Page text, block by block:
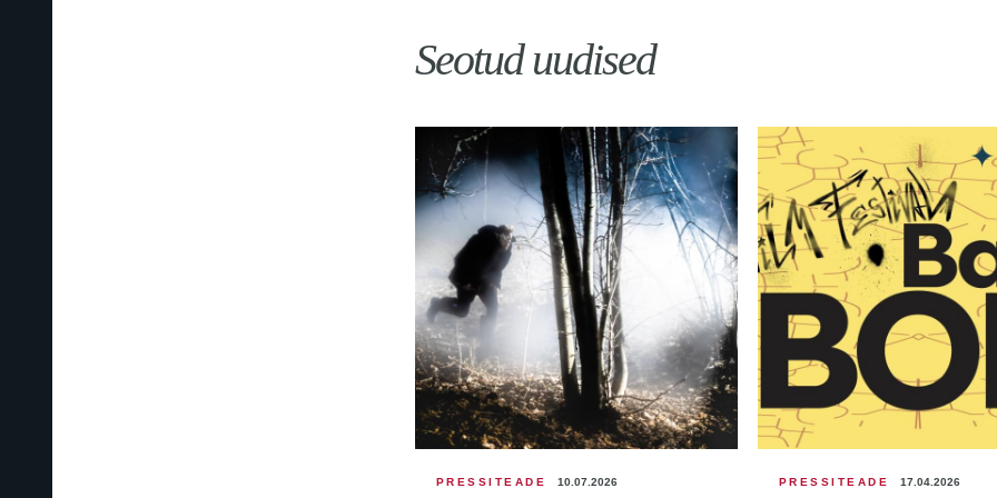
Seotud uudised
PRESSITEADE 10.07.2026 PRESSITEADE 17.04.2026